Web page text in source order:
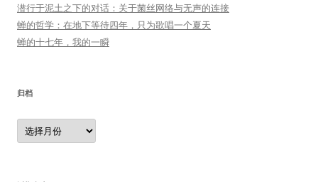
潜行于泥土之下的对话：关于菌丝网络与无声的连接
蝉的哲学：在地下等待四年，只为歌唱一个夏天
蝉的十七年，我的一瞬
归档
归
档